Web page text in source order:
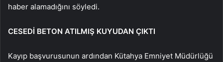
haber alamadığını söyledi.
CESEDİ BETON ATILMIŞ KUYUDAN ÇIKTI
Kayıp başvurusunun ardından Kütahya Emniyet Müdürlüğü